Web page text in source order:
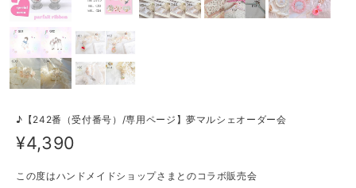
♪【242番（受付番号）/専用ページ】夢マルシェオーダー会
¥4,390
この度はハンドメイドショップさまとのコラボ販売会